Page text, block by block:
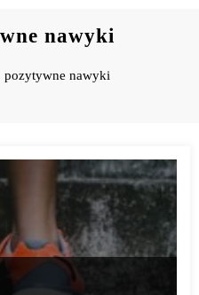
nawyki
pozytywne nawyki